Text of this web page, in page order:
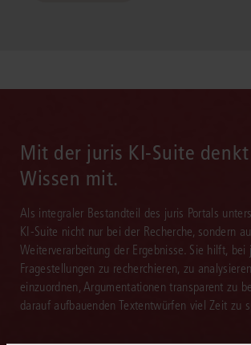
Mit der juris KI-Suite
Wissen mit.
Als integraler Bestandteil des juris Portals
KI-Suite nicht nur bei der Recherche, sondern
Weiterverarbeitung der Ergebnisse. Sie hilft, bei
Fragestellungen zu recherchieren, zu
einzuordnen, Argumentationen transparent zu
darauf aufbauenden Textentwürfen viel Zeit zu